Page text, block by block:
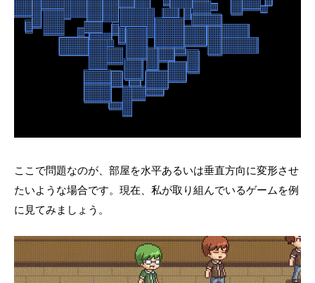
ここで問題なのが、部屋を水平あるいは垂直方向に変形させ
たいような場合です。現在、私が取り組んでいるゲームを例
に見てみましょう。